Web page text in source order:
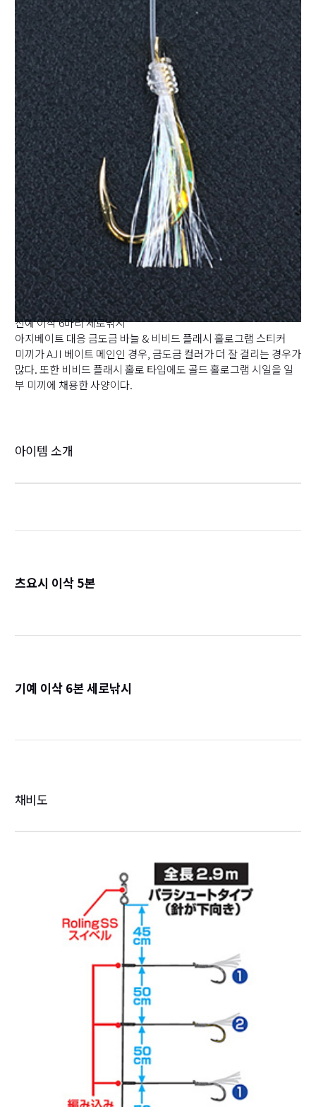
신예 이삭 6마리 세로낚시
아지베이트 대응 금도금 바늘 & 비비드 플래시 홀로그램 스티커
미끼가 AJI 베이트 메인인 경우, 금도금 컬러가 더 잘 걸리는 경우가
많다. 또한 비비드 플래시 홀로 타입에도 골드 홀로그램 시일을 일
부 미끼에 채용한 사양이다.
아이템 소개
츠요시 이삭 5본
기예 이삭 6본 세로낚시
채비도